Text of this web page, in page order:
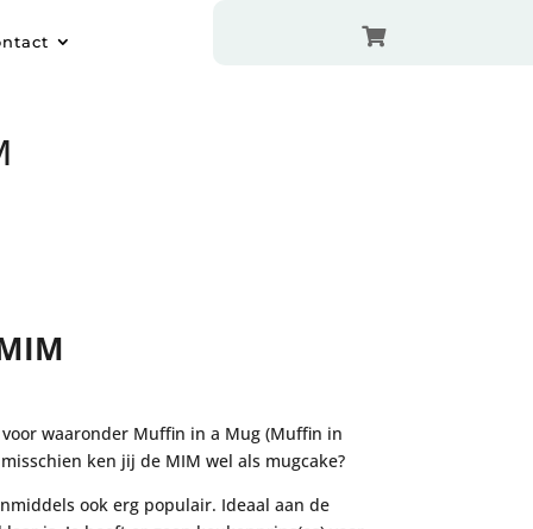

waaronder Muffin in a Mug (Muffin in
ken jij de MIM wel als mugcake?
ook erg populair. Ideaal aan de